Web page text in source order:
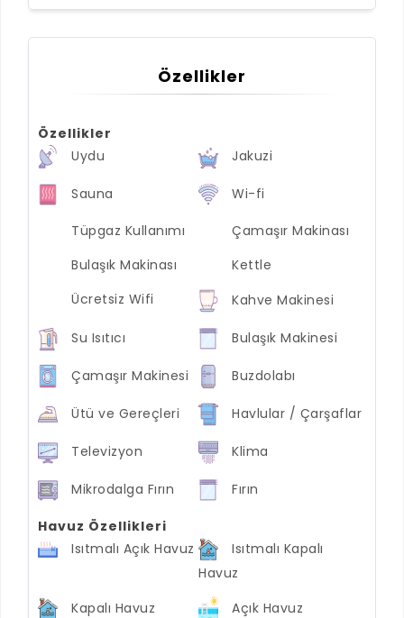
Özellikler
Özellikler
Uydu
Jakuzi
Sauna Wi-fi
Tüpgaz Kullanımı
Çamaşır Makinası
Bulaşık Makinası
Kettle
Ücretsiz Wifi
Kahve Makinesi
Su Isıtıcı Bulaşık Makinesi
Çamaşır Makinesi Buzdolabı
Ütü ve Gereçleri Havlular / Çarşaflar
Televizyon Klima
Mikrodalga Fırın Fırın
Havuz Özellikleri
Isıtmalı Açık Havuz
Isıtmalı Kapalı
Havuz
Kapalı Havuz
Açık Havuz